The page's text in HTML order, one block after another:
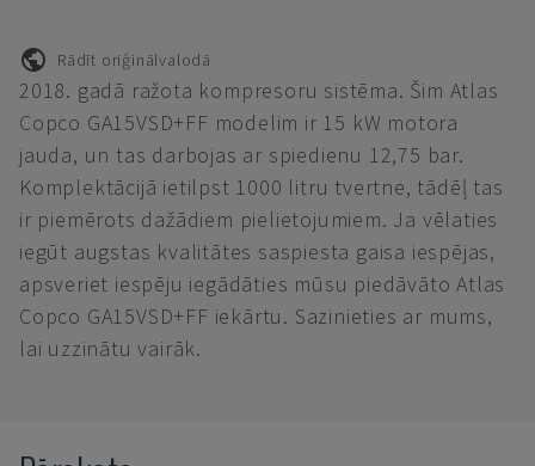
Rādīt oriģinālvalodā
2018. gadā ražota kompresoru sistēma. Šim Atlas
Copco GA15VSD+FF modelim ir 15 kW motora
jauda, un tas darbojas ar spiedienu 12,75 bar.
Komplektācijā ietilpst 1000 litru tvertne, tādēļ tas
ir piemērots dažādiem pielietojumiem. Ja vēlaties
iegūt augstas kvalitātes saspiesta gaisa iespējas,
apsveriet iespēju iegādāties mūsu piedāvāto Atlas
Copco GA15VSD+FF iekārtu. Sazinieties ar mums,
lai uzzinātu vairāk.